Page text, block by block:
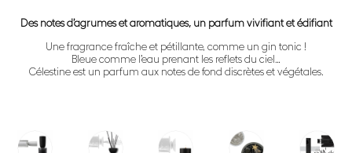
Des notes d’agrumes et aromatiques, un parfum vivifiant et édifiant
Une fragrance fraîche et pétillante, comme un gin tonic !
Bleue comme l’eau prenant les reflets du ciel…
Célestine est un parfum aux notes de fond discrètes et végétales.